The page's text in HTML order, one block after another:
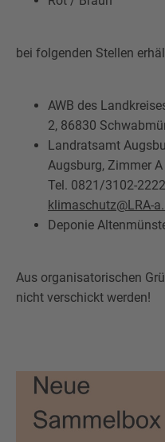
bei folgenden Stellen
AWB des
2, 86830
Landratsamt
Augsburg, Zimmer
Tel. 0821/3102-
klimaschutz@LRA-
Deponie
Aus organisatorischen
nicht verschickt werden!